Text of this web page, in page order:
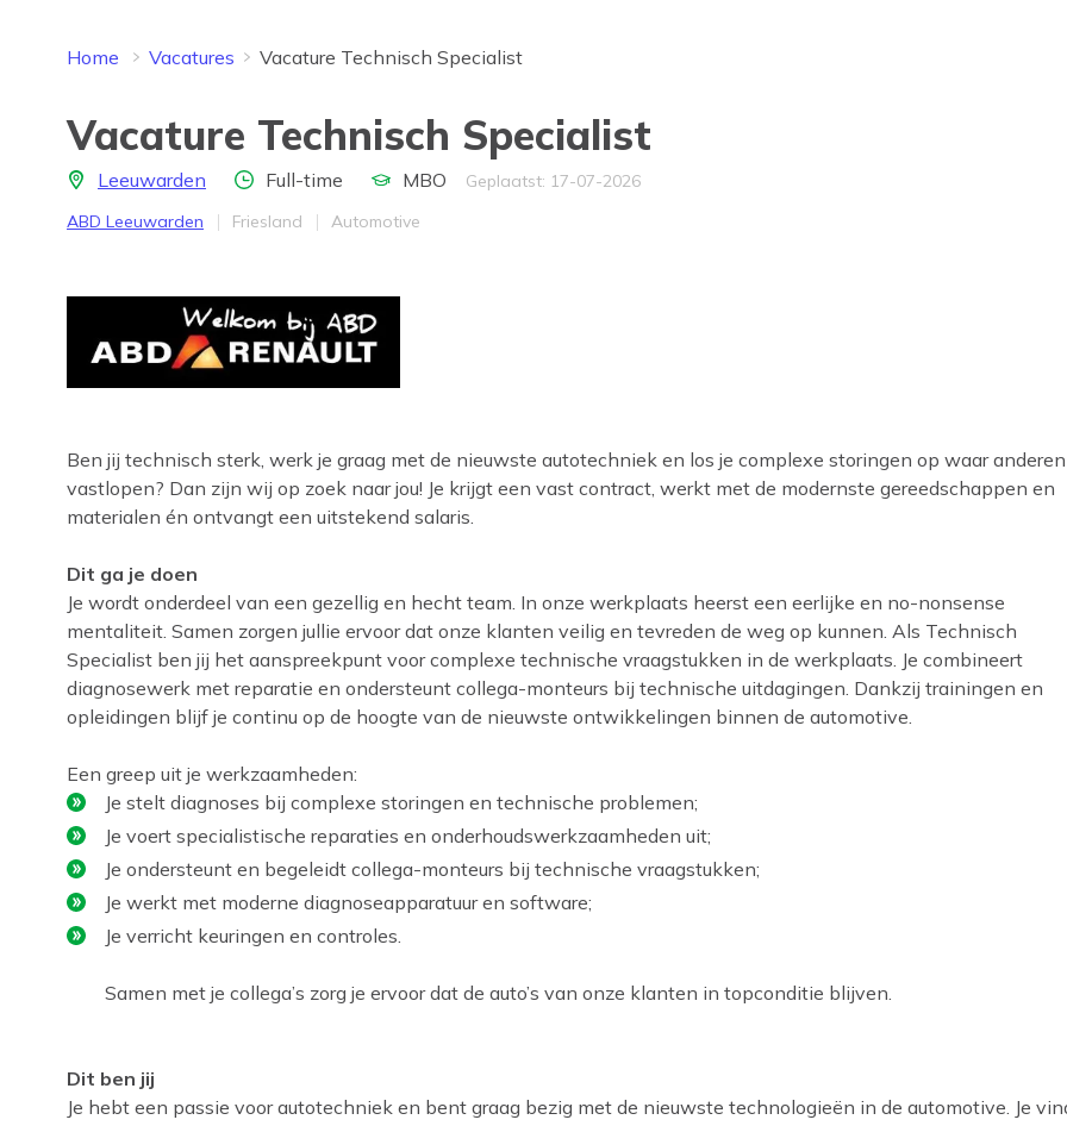
Home Vacatures Vacature Technisch Specialist
Vacature Technisch Specialist
LocatieLeeuwarden Aantal uren
Full-time Opleidingsniveau
MBO
Geplaatst: 17-07-2026
Bedrijf
ABD Leeuwarden Provincie
Friesland Werkveld
Automotive
Ben jij technisch sterk, werk je graag met de nieuwste autotechniek en los je complexe storingen op waar anderen
vastlopen? Dan zijn wij op zoek naar jou! Je krijgt een vast contract, werkt met de modernste gereedschappen en
materialen én ontvangt een uitstekend salaris.
Dit ga je doen
Je wordt onderdeel van een gezellig en hecht team. In onze werkplaats heerst een eerlijke en no-nonsense
mentaliteit. Samen zorgen jullie ervoor dat onze klanten veilig en tevreden de weg op kunnen. Als Technisch
Specialist ben jij het aanspreekpunt voor complexe technische vraagstukken in de werkplaats. Je combineert
diagnosewerk met reparatie en ondersteunt collega-monteurs bij technische uitdagingen. Dankzij trainingen en
opleidingen blijf je continu op de hoogte van de nieuwste ontwikkelingen binnen de automotive.
Een greep uit je werkzaamheden:
Je stelt diagnoses bij complexe storingen en technische problemen;
Je voert specialistische reparaties en onderhoudswerkzaamheden uit;
Je ondersteunt en begeleidt collega-monteurs bij technische vraagstukken;
Je werkt met moderne diagnoseapparatuur en software;
Je verricht keuringen en controles.
Samen met je collega’s zorg je ervoor dat de auto’s van onze klanten in topconditie blijven.
Dit ben jij
Je hebt een passie voor autotechniek en bent graag bezig met de nieuwste technologieën in de automotive. Je